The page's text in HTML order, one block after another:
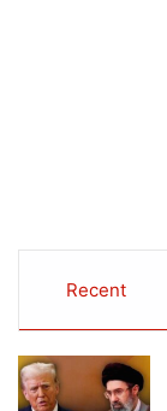
Recent